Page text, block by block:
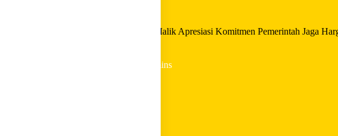
Anggota Komisi XII DPR RI Jamaludin Malik Apresiasi Komitmen Pemerintah Jaga
2 mins